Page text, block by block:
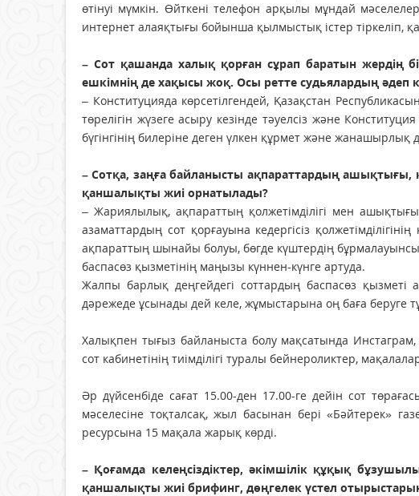
өтінуі мүмкін. Өйткені телефон арқылы мұндай
интернет алаяқтығы бойынша қылмыстық істер тіркеліп,
– Сот қашанда халық қорған сұрап баратын жердің
ешкімнің де хақысы жоқ. Осы ретте судьялардың әдеп
– Конституцияда көрсетілгендей, Қазақстан
төрелігін жүзеге асыру кезінде тәуелсіз және
бүгінгінің билеріне деген үлкен құрмет және жанашырлық
– Сотқа, заңға байланысты ақпараттардың ашықтығы,
қаншалықты жиі орнатылады?
– Жариялылық, ақпараттың қолжетімділігі мен
азаматтардың сот қорғауына кедергісіз
ақпараттың шынайы болуы, бөгде күштердің
баспасөз қызметінің маңызы күннен-күнге артуда.
Жалпы барлық деңгейдегі соттардың баспасөз қызметі
дәрежеде ұсынады дей келе, жұмыстарына оң баға беруге
Халықпен тығыз байланыста болу мақсатында
сот кабинетінің тиімділігі туралы бейнероликтер,
Әр дүйсенбіде сағат 15.00-ден 17.00-ге дейін сот
мәселесіне тоқталсақ, жыл басынан бері «Бәйтерек»
ресурсына 15 мақала жарық көрді.
– Қоғамда келеңсіздіктер, әкімшілік құқық
қаншалықты жиі брифинг, дөңгелек үстел